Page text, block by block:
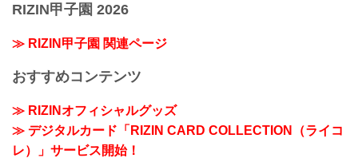
RIZIN甲子園 2026
≫ RIZIN甲子園 関連ページ
おすすめコンテンツ
≫ RIZINオフィシャルグッズ
≫ デジタルカード「RIZIN CARD COLLECTION（ライコ
レ）」サービス開始！